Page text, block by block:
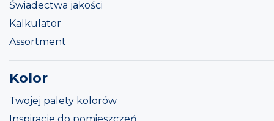
Świadectwa jakości
Kalkulator
Assortment
Kolor
Twojej palety kolorów